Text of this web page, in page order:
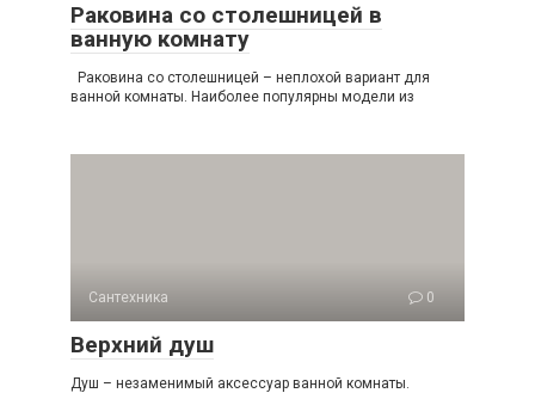
Раковина со столешницей в
ванную комнату
Раковина со столешницей – неплохой вариант для
ванной комнаты. Наиболее популярны модели из
Сантехника 0
Верхний душ
Душ – незаменимый аксессуар ванной комнаты.